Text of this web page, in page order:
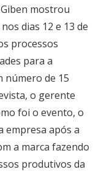
mostrou
dias 12 e 13 de
processos
para a
número de 15
o gerente
foi o evento, o
empresa após a
a marca fazendo
produtivos da